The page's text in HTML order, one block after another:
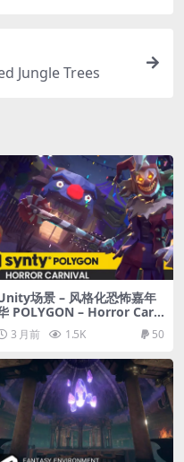
Jungle Trees
场景 – 风格化恐怖嘉年
POLYGON – Horror Carn
ival Pack
3 月前 1.5K 50